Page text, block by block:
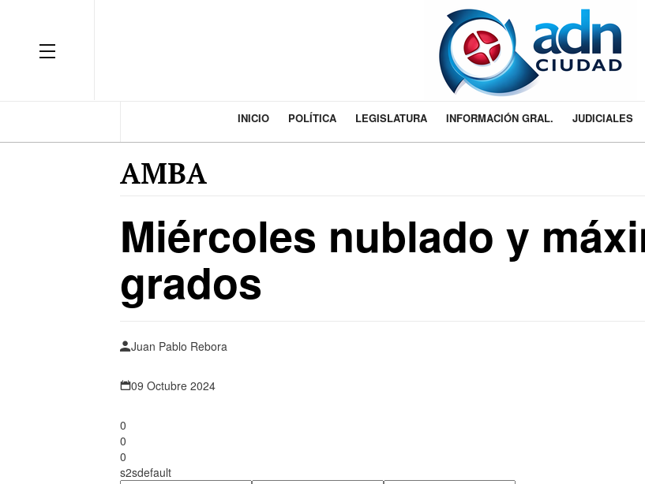
INICIO POLÍTICA LEGISLATURA INFORMACIÓN GRAL. JUDICIALES
AMBA
Miércoles nublado y
grados
Juan Pablo Rebora
09 Octubre 2024
0
0
0
s2sdefault